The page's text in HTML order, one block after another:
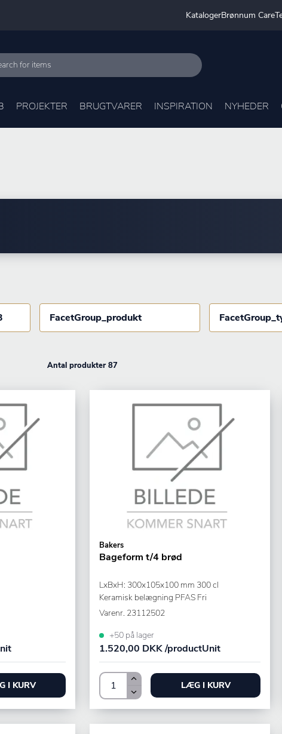
KatalogerBrønnum Care
PROJEKTER BRUGTVARER INSPIRATION NYHEDER
FacetGroup_produkt
Antal produkter 87
I KURV
Bakers
Bageform t/4 brød
LxBxH: 300x105x100 mm 300 cl
Keramisk belægning PFAS Fri
Varenr. 23112502
+50 på lager
1.520,00 DKK /productUnit
LÆG I KURV